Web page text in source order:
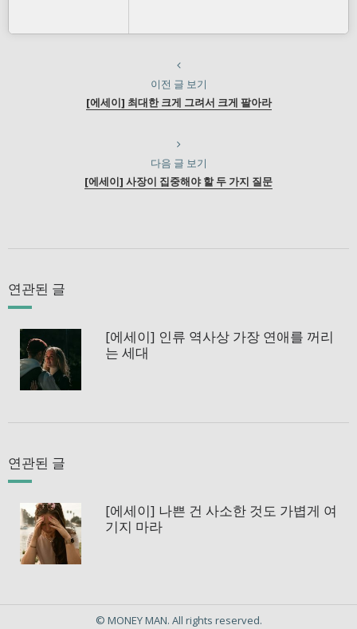
이전 글 보기
[에세이] 최대한 크게 그려서 크게 팔아라
다음 글 보기
[에세이] 사장이 집중해야 할 두 가지 질문
연관된 글
[에세이] 인류 역사상 가장 연애를 꺼리
는 세대
연관된 글
[에세이] 나쁜 건 사소한 것도 가볍게 여
기지 마라
© MONEY MAN. All rights reserved.